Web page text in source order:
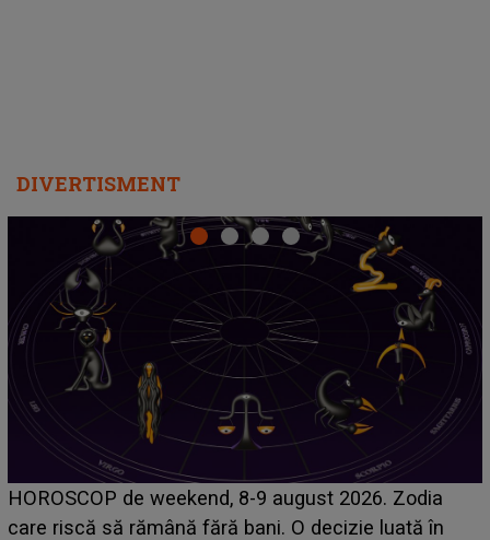
DIVERTISMENT
în
Emanuel a ținut ACEST DETALIU ASCUNS
acum! În fața Alexandrei, concurentul din